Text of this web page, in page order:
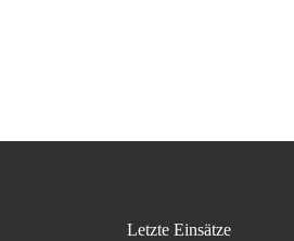
Letzte Einsätze